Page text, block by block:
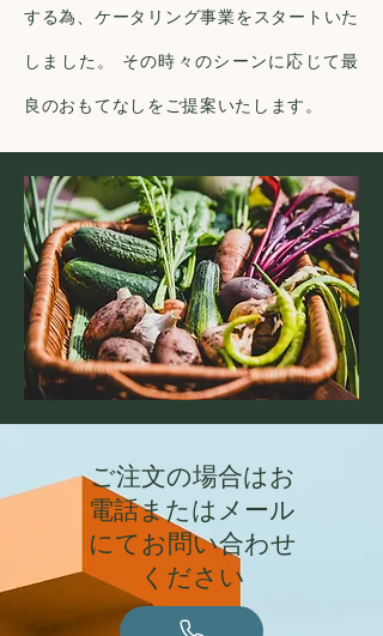
する為、ケータリング事業をスタートいた
しました。 その時々のシーンに応じて最
良のおもてなしをご提案いたします。
ご注文の場合はお
電話またはメール
にてお問い合わせ
ください